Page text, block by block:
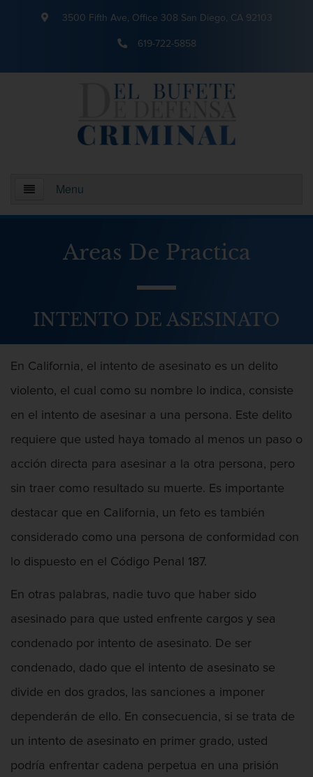
3500 Fifth Ave, Office 308 San Diego, CA 92103
619-722-5858
Menu
¿Quienes somos?
Abuso Infantil
Agresión Sexual
Asalto y Agresión
Agresión contra un agente del orden
público
Agresión que causa lesiones
corporales graves
Asalto con químicos cáusticos
Asalto contra un Funcionario Público
Defensa de Asalto
Asuntos Posteriores a la Condena
Eliminación de Antecedentes Penales
Areas De Practica
INTENTO DE ASESINATO
En California, el intento de asesinato es un delito
violento, el cual como su nombre lo indica, consiste
en el intento de asesinar a una persona. Este delito
requiere que usted haya tomado al menos un paso o
acción directa para asesinar a la otra persona, pero
sin traer como resultado su muerte. Es importante
destacar que en California, un feto es también
considerado como una persona de conformidad con
lo dispuesto en el Código Penal 187.
En otras palabras, nadie tuvo que haber sido
asesinado para que usted enfrente cargos y sea
condenado por intento de asesinato. De ser
condenado, dado que el intento de asesinato se
divide en dos grados, las sanciones a imponer
dependerán de ello. En consecuencia, si se trata de
un intento de asesinato en primer grado, usted
podría enfrentar cadena perpetua en una prisión